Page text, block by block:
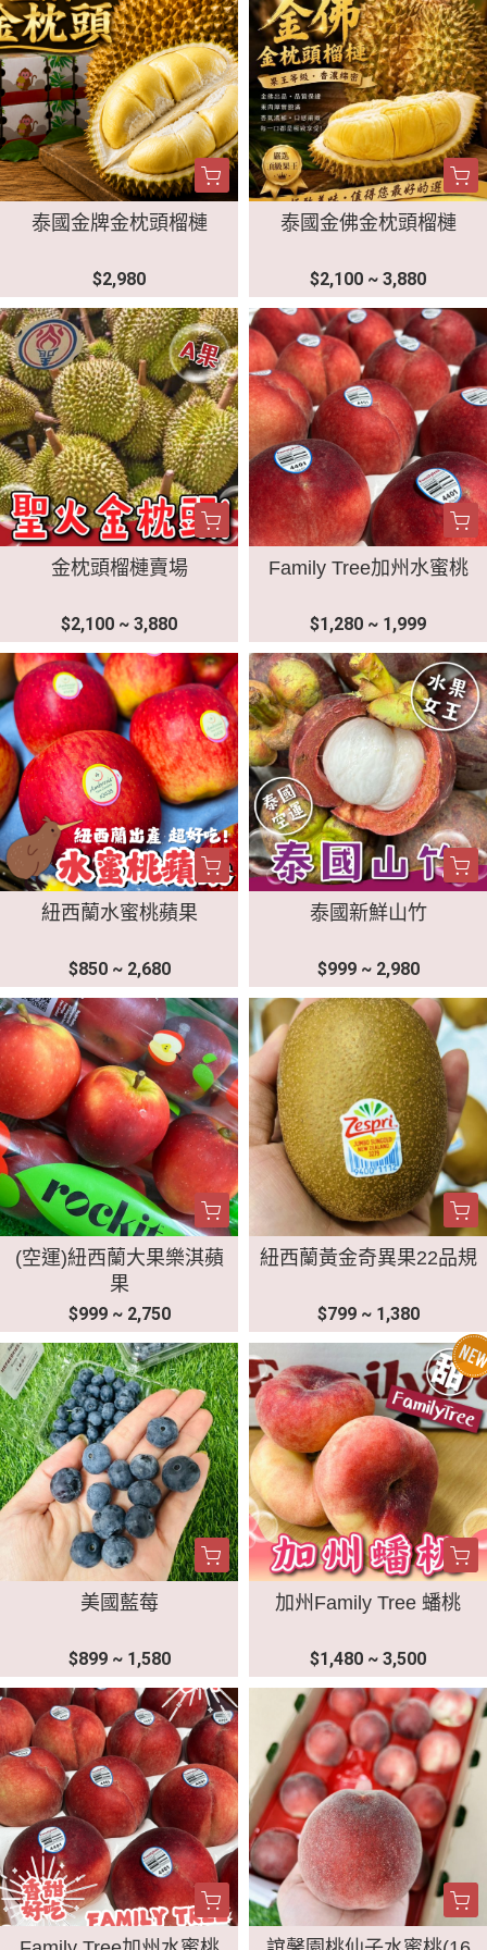
泰國金牌金枕頭榴槤
$2,980
泰國金佛金枕頭榴槤
$2,100 ~ 3,880
金枕頭榴槤賣場
$2,100 ~ 3,880
Family Tree加州水蜜桃
$1,280 ~ 1,999
紐西蘭水蜜桃蘋果
$850 ~ 2,680
泰國新鮮山竹
$999 ~ 2,980
(空運)紐西蘭大果樂淇蘋
果
$999 ~ 2,750
紐西蘭黃金奇異果22品規
$799 ~ 1,380
美國藍莓
$899 ~ 1,580
加州Family Tree 蟠桃
$1,480 ~ 3,500